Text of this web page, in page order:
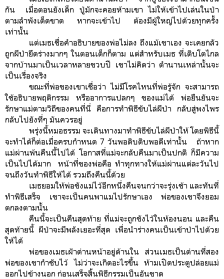
กัน เมื่อตอนยังเด็ก ปู่มักจะคอยห้ามเขา ไม่ให้เข้าไปเล่นในป่า
ตามลำพังเด็ดขาด หากจะเข้าไป ต้องมีผู้ใหญ่ไปด้วยทุกครั้ง
เท่านั้น
แต่เมธเชื่อคำอธิบายของพ่อไม่ลง ถึงแม้เขาเอง จะเคยกลัว
ถูกผีป่ายึดร่างมากๆ ในตอนเด็กก็ตาม แต่สำหรับเมธ ที่เติบโตไกล
จากบ้านมาเป็นเวลาหลายขวบปี เขาไม่คิดว่า ตำนานเหล่านั้นจะ
เป็นเรื่องจริง
ขณะที่พ่อของเขาเชื่อว่า ไม่มีโรคไหนที่พ่อรู้จัก จะสามารถ
ใช้อธิบายพฤติกรรม หรืออาการแปลกๆ ของแม่ได้ พ่อยืนยันจะ
รักษาแม่ตามวิถีของคนที่นี่ คือการทำพิธีขับไล่ผีป่า กลับสู่พงไพร
กลับไปยังที่ๆ มันควรอยู่
พรุ่งนี้หมอธรรม จะเดินทางมาทำพิธีขับไล่ผีป่าให้ โดยพิธีนี้
จะทำได้ก็ต่อเมื่อครบกำหนด 7 วันพอดิบดิบพอดีเท่านั้น ถ้าหาก
แม่ผ่านพ้นคืนนี้ไปได้ โอกาสที่แม่จะกลับคืนมาเป็นปกติ ก็มีความ
เป็นไปได้มาก หน้าที่ของพ่อคือ ทำทุกทางให้แม่ผ่านแต่ละวันไป
จนถึงวันทำพิธีให้ได้ รวมถึงคืนนี้ด้วย
เมธยอมให้พ่อขังแม่ไว้อีกหนึ่งคืนจนกว่าจะรุ่งเช้า และทันที่
ทำพิธีเสร็จ เขาจะเป็นคนพาแมไปรักษาเอง พ่อของเขาจึงยอม
ตกลงตามนั้น
คืนนี้จะเป็นคืนสุดท้าย ที่แม่จะถูกขังไว้ในห้องนอน และคืน
สุดท้ายนี้ ผีป่าจะมีพลังเยอะที่สุด เพื่อนำร่างคนเป็นเข้าป่าไปด้วย
ให้ได้
พ่อของเมธเฝ้าด่านหน้าอยู่ด้านใน ส่วนเมธเป็นด่านที่สอง
พ่อของเขากำชับไว้ ไม่ว่าจะเกิดอะไรขึ้น ห้ามเปิดประตูปล่อยแม่
ออกไปข้างนอก ก่อนเสร็จสิ้นพิธีกรรมเป็นอันขาด